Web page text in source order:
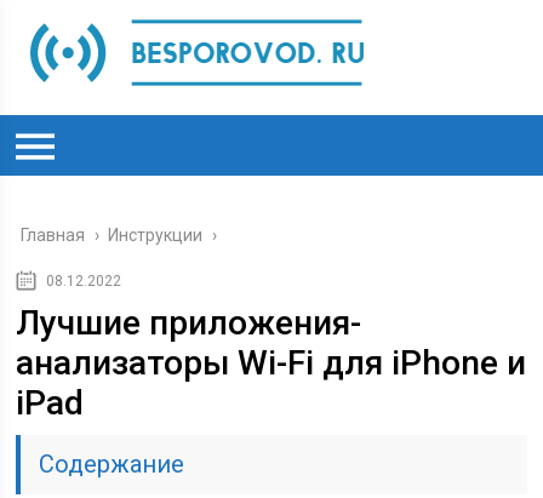
Главная › Инструкции ›
08.12.2022
Лучшие приложения-
анализаторы Wi-Fi для iPhone и
iPad
Содержание